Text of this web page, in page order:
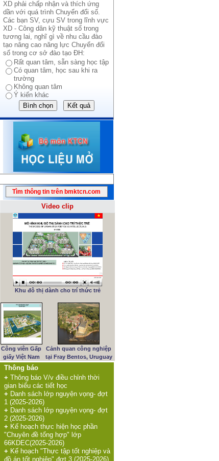
XD phải chấp nhận và thích ứng
dần với quá trình Chuyển đổi số.
Các bạn SV, cựu SV trong lĩnh vực
XD - Công dân kỹ thuật số trong
tương lai, nghĩ gì về nhu cầu đào
tạo nâng cao năng lực Chuyển đổi
số trong cơ sở đào tạo ĐH:
Rất quan tâm, sẵn sàng học tập
Có quan tâm, học sau khi ra
trường
Không quan tâm
Ý kiến khác
Video clip
Khu đô thị dành cho trí thức trẻ
Công viên Gấp
giấy Việt Nam
Cảnh quan công nghiệp
tại Fray Bentos, Uruguay
Thông báo
+ Thông báo V/v điều chỉnh thời
gian biểu các tiết học
+ Danh sách lớp nguyện vọng- đợt
1 (2025-2026)
+ Danh sách lớp nguyện vọng- đợt
2 (2025-2026)
+ Kế hoạch thực hiện học phần
"Chuyên đề tổng hợp" lớp
66KDEC(2025-2026)
+ Kế hoạch "Thực tập tốt nghiệp và
đồ án tốt nghiệp" đợt 3 (2025-2026)